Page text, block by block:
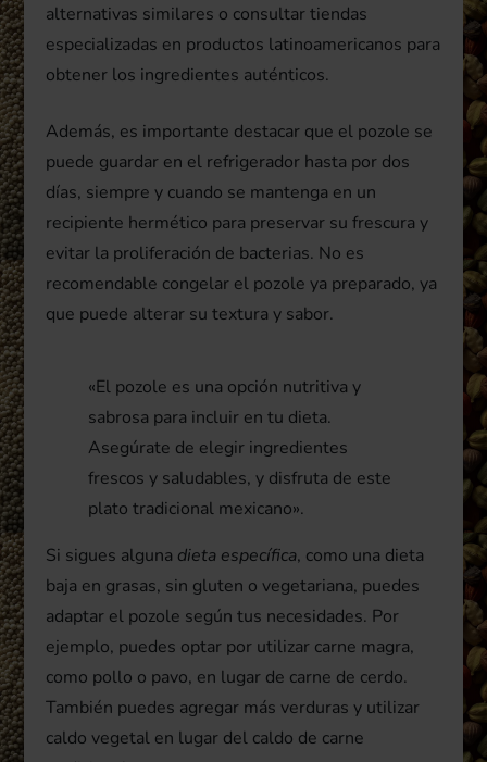
alternativas similares o consultar tiendas
especializadas en productos latinoamericanos para
obtener los ingredientes auténticos.
Además, es importante destacar que el pozole se
puede guardar en el refrigerador hasta por dos
días, siempre y cuando se mantenga en un
recipiente hermético para preservar su frescura y
evitar la proliferación de bacterias. No es
recomendable congelar el pozole ya preparado, ya
que puede alterar su textura y sabor.
«El pozole es una opción nutritiva y
sabrosa para incluir en tu dieta.
Asegúrate de elegir ingredientes
frescos y saludables, y disfruta de este
plato tradicional mexicano».
Si sigues alguna dieta específica, como una dieta
baja en grasas, sin gluten o vegetariana, puedes
adaptar el pozole según tus necesidades. Por
ejemplo, puedes optar por utilizar carne magra,
como pollo o pavo, en lugar de carne de cerdo.
También puedes agregar más verduras y utilizar
caldo vegetal en lugar del caldo de carne